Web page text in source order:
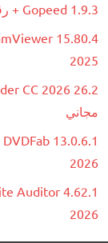
Gopeed 1.9.3 + رقم مسلسل تحميل مجاني 2026
2025
مجاني
2026
2026